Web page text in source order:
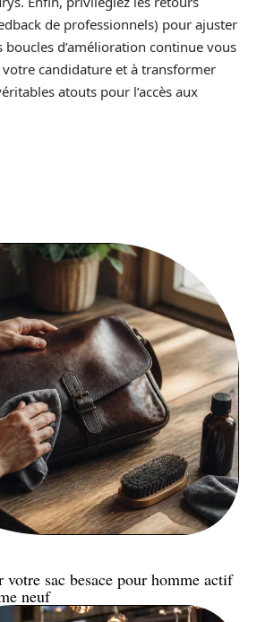
de professionnels) pour ajuster
d’amélioration continue vous
candidature et à transformer
atouts pour l’accès aux
sac besace pour homme actif
neuf